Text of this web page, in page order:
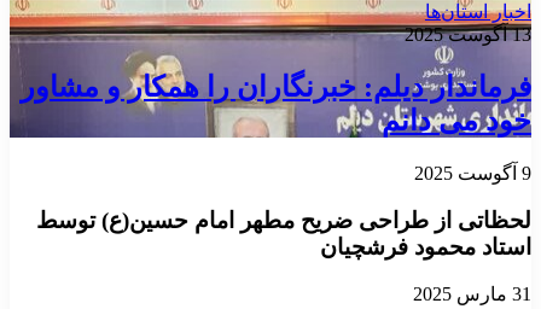
اخبار استان‌ها
13 آگوست 2025
فرماندار دیلم: خبرنگاران را همکار و مشاور
خود می دانم
9 آگوست 2025
لحظاتی از طراحی ضریح مطهر امام حسین(ع) توسط
استاد محمود فرشچیان
31 مارس 2025